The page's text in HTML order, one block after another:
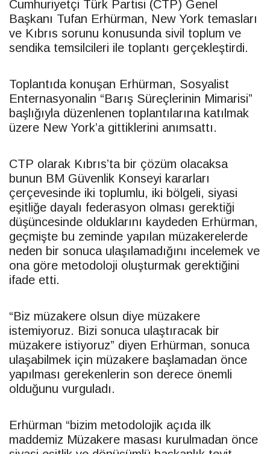
Cumhuriyetçi Türk Partisi (CTP) Genel
Başkanı Tufan Erhürman, New York temasları
ve Kıbrıs sorunu konusunda sivil toplum ve
sendika temsilcileri ile toplantı gerçekleştirdi.
Toplantıda konuşan Erhürman, Sosyalist
Enternasyonalin “Barış Süreçlerinin Mimarisi”
başlığıyla düzenlenen toplantılarına katılmak
üzere New York’a gittiklerini anımsattı.
CTP olarak Kıbrıs’ta bir çözüm olacaksa
bunun BM Güvenlik Konseyi kararları
çerçevesinde iki toplumlu, iki bölgeli, siyasi
eşitliğe dayalı federasyon olması gerektiği
düşüncesinde olduklarını kaydeden Erhürman,
geçmişte bu zeminde yapılan müzakerelerde
neden bir sonuca ulaşılamadığını incelemek ve
ona göre metodoloji oluşturmak gerektiğini
ifade etti.
“Biz müzakere olsun diye müzakere
istemiyoruz. Bizi sonuca ulaştıracak bir
müzakere istiyoruz” diyen Erhürman, sonuca
ulaşabilmek için müzakere başlamadan önce
yapılması gerekenlerin son derece önemli
olduğunu vurguladı.
Erhürman “bizim metodolojik açıda ilk
maddemiz Müzakere masası kurulmadan önce